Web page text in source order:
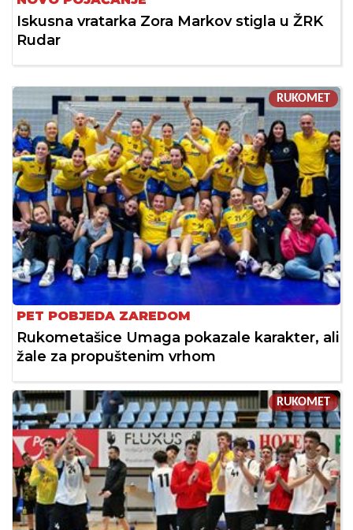
Iskusna vratarka Zora Markov stigla u ŽRK
Rudar
RUKOMET
PET POBJEDA ZAREDOM
Rukometašice Umaga pokazale karakter, ali
žale za propuštenim vrhom
RUKOMET